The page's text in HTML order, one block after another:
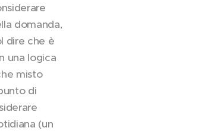
domanda,
dire che è
una logica
misto
di
(un